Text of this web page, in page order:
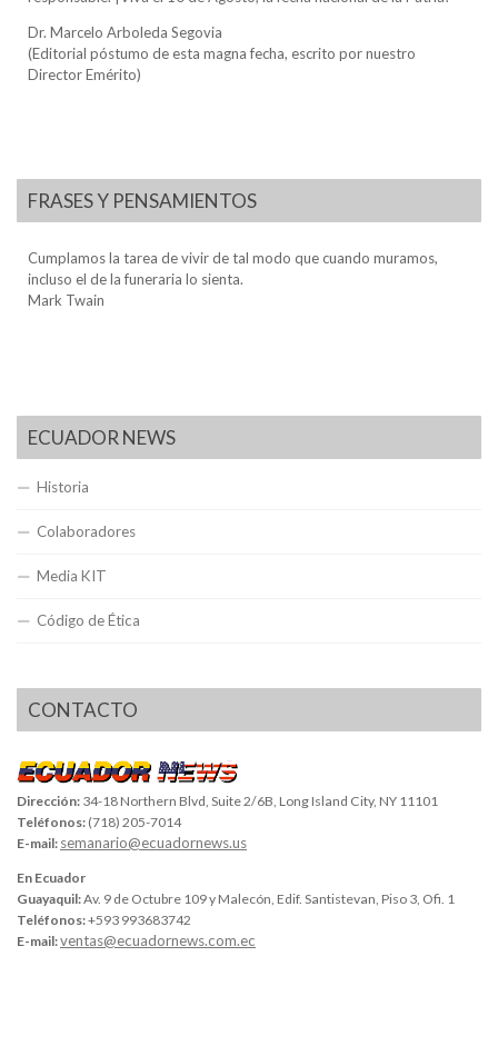
Dr. Marcelo Arboleda Segovia
(Editorial póstumo de esta magna fecha, escrito por nuestro
Director Emérito)
FRASES Y PENSAMIENTOS
Cumplamos la tarea de vivir de tal modo que cuando muramos,
incluso el de la funeraria lo sienta.
Mark Twain
ECUADOR NEWS
Historia
Colaboradores
Media KIT
Código de Ética
CONTACTO
Dirección: 34-18 Northern Blvd, Suite 2/6B, Long Island City, NY 11101
Teléfonos: (718) 205-7014
E-mail: semanario@ecuadornews.us
En Ecuador
Guayaquil:Av. 9 de Octubre 109 y Malecón, Edif. Santistevan, Piso 3, Ofi. 1
Teléfonos:+593 993683742
E-mail:ventas@ecuadornews.com.ec